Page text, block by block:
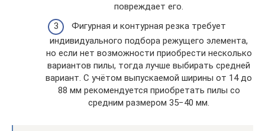
повреждает его.
Фигурная и контурная резка требует
индивидуального подбора режущего элемента,
но если нет возможности приобрести несколько
вариантов пилы, тогда лучше выбирать средней
вариант. С учётом выпускаемой ширины от 14 до
88 мм рекомендуется приобретать пилы со
средним размером 35−40 мм.